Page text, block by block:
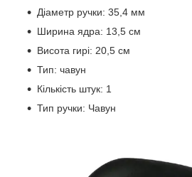
Діаметр ручки: 35,4 мм
Ширина ядра: 13,5 см
Висота гирі: 20,5 см
Тип: чавун
Кількість штук: 1
Тип ручки: Чавун